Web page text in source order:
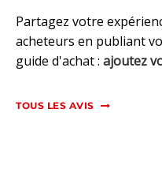
Partagez votre
acheteurs en publiant
guide d'achat : ajoutez
TOUS LES AVIS